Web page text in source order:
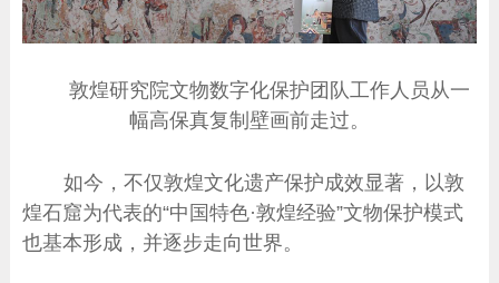
敦煌研究院文物数字化保护团队工作人员从一
幅高保真复制壁画前走过。
如今，不仅敦煌文化遗产保护成效显著，以敦
煌石窟为代表的“中国特色·敦煌经验”文物保护模式
也基本形成，并逐步走向世界。